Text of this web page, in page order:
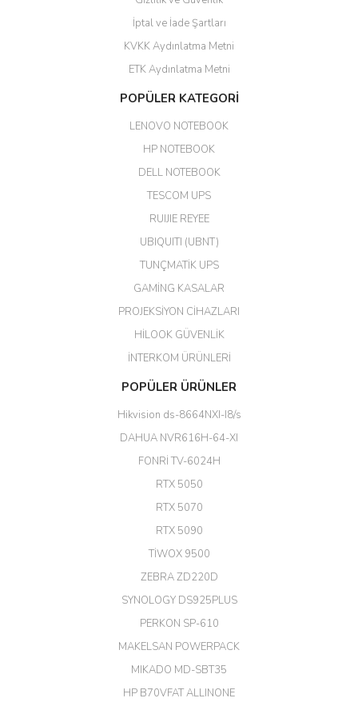
ahmet yiğit | 29/04/2026
Aldığım ürün kapalı kutu teslim
edildi. Teşekkür ederim.
GÜRKAN KETHÜDAOĞLU |
Her şey için teşekkür ederim çok
Erdal Cingöz | 07/02/2026
Başarılı. Bu vasıfta bir ürünü bu
kadar uygun fiyata bulabilmek
büyük şans. Güvenliticaret
(HIKVISION DS-3E0326P-E/M(B)
EROL ÇAKMAK | 26/12/2025
Diğer yorumları göster
İptal ve İade Şartları
KVKK Aydınlatma Metni
ETK Aydınlatma Metni
POPÜLER KATEGORİ
LENOVO NOTEBOOK
HP NOTEBOOK
DELL NOTEBOOK
TESCOM UPS
RUIJIE REYEE
UBIQUITI (UBNT)
TUNÇMATİK UPS
GAMİNG KASALAR
PROJEKSİYON CİHAZLARI
HİLOOK GÜVENLİK
İNTERKOM ÜRÜNLERİ
POPÜLER ÜRÜNLER
Hikvision ds-8664NXI-I8/s
DAHUA NVR616H-64-XI
FONRİ TV-6024H
RTX 5050
RTX 5070
RTX 5090
TİWOX 9500
ZEBRA ZD220D
SYNOLOGY DS925PLUS
PERKON SP-610
MAKELSAN POWERPACK
MIKADO MD-SBT35
HP B70VFAT ALLINONE